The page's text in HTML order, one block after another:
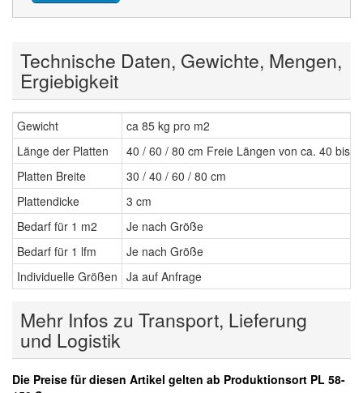
Technische Daten, Gewichte, Mengen,
Ergiebigkeit
Gewicht
ca 85 kg pro m2
Länge der Platten
40 / 60 / 80 cm Freie Längen von ca. 40 bis
Platten Breite
30 / 40 / 60 / 80 cm
Plattendicke
3 cm
Bedarf für 1 m2
Je nach Größe
Bedarf für 1 lfm
Je nach Größe
Individuelle Größen Ja auf Anfrage
Mehr Infos zu Transport, Lieferung
und Logistik
Die Preise für diesen Artikel gelten ab Produktionsort PL 58-